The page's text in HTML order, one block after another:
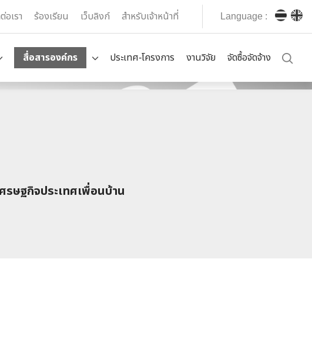
อเรา ร้องเรียน เว็บลิงก์ สำหรับเจ้าหน้าที่ Language :
สื่อสารองค์กร ประเทศ-โครงการ งานวิจัย จัดซื้อจัดจ้าง
รษฐกิจประเทศเพื่อนบ้าน